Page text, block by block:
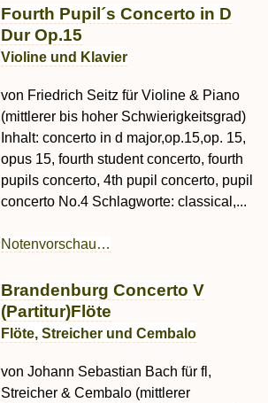
Fourth Pupil´s Concerto in D
Dur Op.15
Violine und Klavier
von Friedrich Seitz für Violine & Piano
(mittlerer bis hoher Schwierigkeitsgrad)
Inhalt: concerto in d major,op.15,op. 15,
opus 15, fourth student concerto, fourth
pupils concerto, 4th pupil concerto, pupil
concerto No.4 Schlagworte: classical,...
Notenvorschau…
Brandenburg Concerto V
(Partitur)Flöte
Flöte, Streicher und Cembalo
von Johann Sebastian Bach für fl,
Streicher & Cembalo (mittlerer